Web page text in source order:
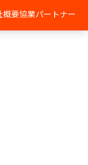
概要協業パートナー